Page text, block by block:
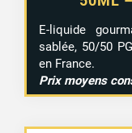
E-liquide
sablée, 50/50
en France.
Prix moyens